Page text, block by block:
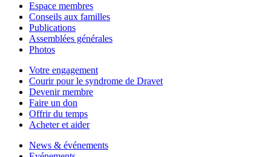
Espace membres
Conseils aux familles
Publications
Assemblées générales
Photos
Votre engagement
Courir pour le syndrome de Dravet
Devenir membre
Faire un don
Offrir du temps
Acheter et aider
News & événements